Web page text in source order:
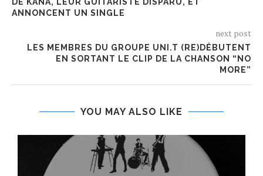
DE KANA, LEUR GUITARISTE DISPARU, ET
ANNONCENT UN SINGLE
next post
LES MEMBRES DU GROUPE UNI.T (RE)DÉBUTENT
EN SORTANT LE CLIP DE LA CHANSON “NO
MORE”
YOU MAY ALSO LIKE